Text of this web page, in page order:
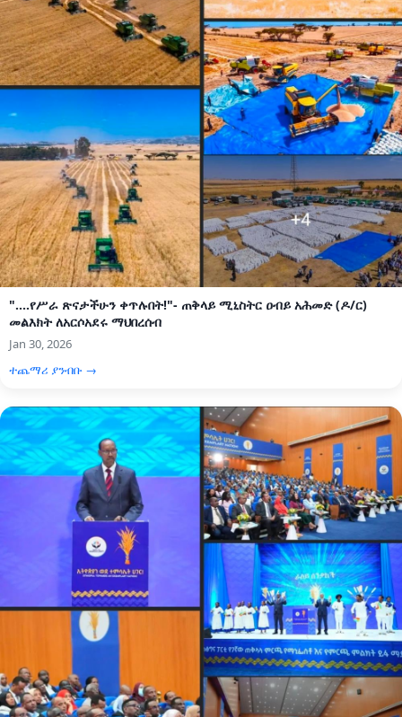
"....የሥራ ጽናታችሁን ቀጥሉበት!"- ጠቅላይ ሚኒስትር ዐብይ አሕመድ (ዶ/ር)
መልእክት ለአርሶአደሩ ማህበረሰብ
Jan 30, 2026
ተጨማሪ ያንብቡ →